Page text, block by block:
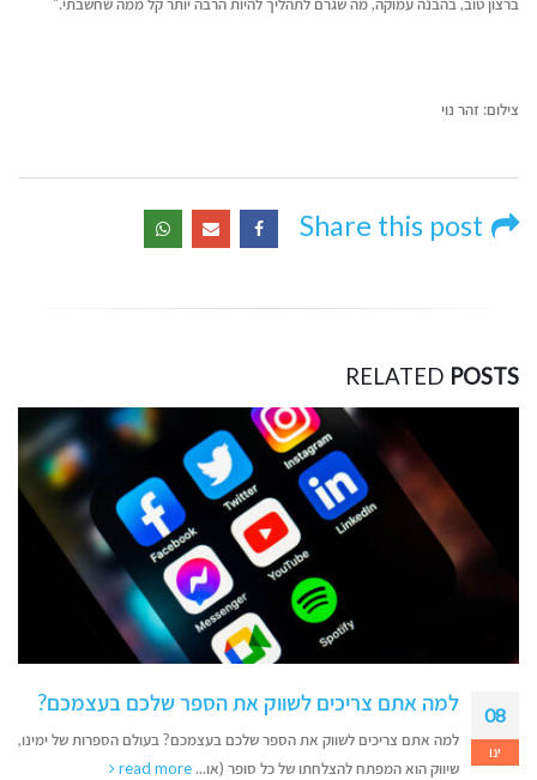
צילום: זהר נוי
Share this post
RELATED POSTS
08
ינו
למה אתם צריכים לשווק את הספר שלכם בעצמכם?
למה אתם צריכים לשווק את הספר שלכם בעצמכם? בעולם הספרות של ימינו,
שיווק הוא המפתח להצלחתו של כל סופר (או...read more